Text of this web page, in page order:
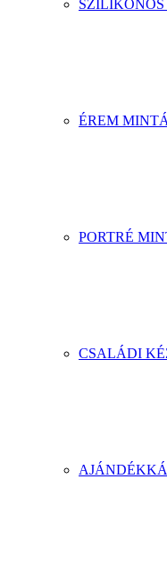
SZILIKONOS
ÉREM
PORTRÉ
CSALÁDI